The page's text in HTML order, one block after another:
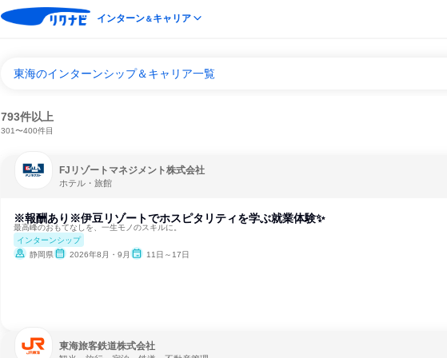
インターン＆キャリア
東海のインターンシップ＆キャリア一覧
793件以上
301〜400件目
FJリゾートマネジメント株式会社
ホテル・旅館
※報酬あり※伊豆リゾートでホスピタリティを学ぶ就業体験✨
最高峰のおもてなしを、一生モノのスキルに。
インターンシップ
静岡県
2026年8月・9月 11日～17日
東海旅客鉄道株式会社